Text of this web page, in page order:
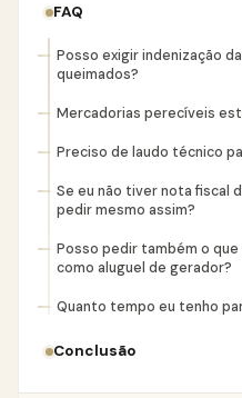
FAQ
Posso exigir indenização
queimados?
Mercadorias perecíveis
Preciso de laudo técnico
Se eu não tiver nota fiscal
pedir mesmo assim?
Posso pedir também o
como aluguel de gerador?
Quanto tempo eu tenho
Conclusão